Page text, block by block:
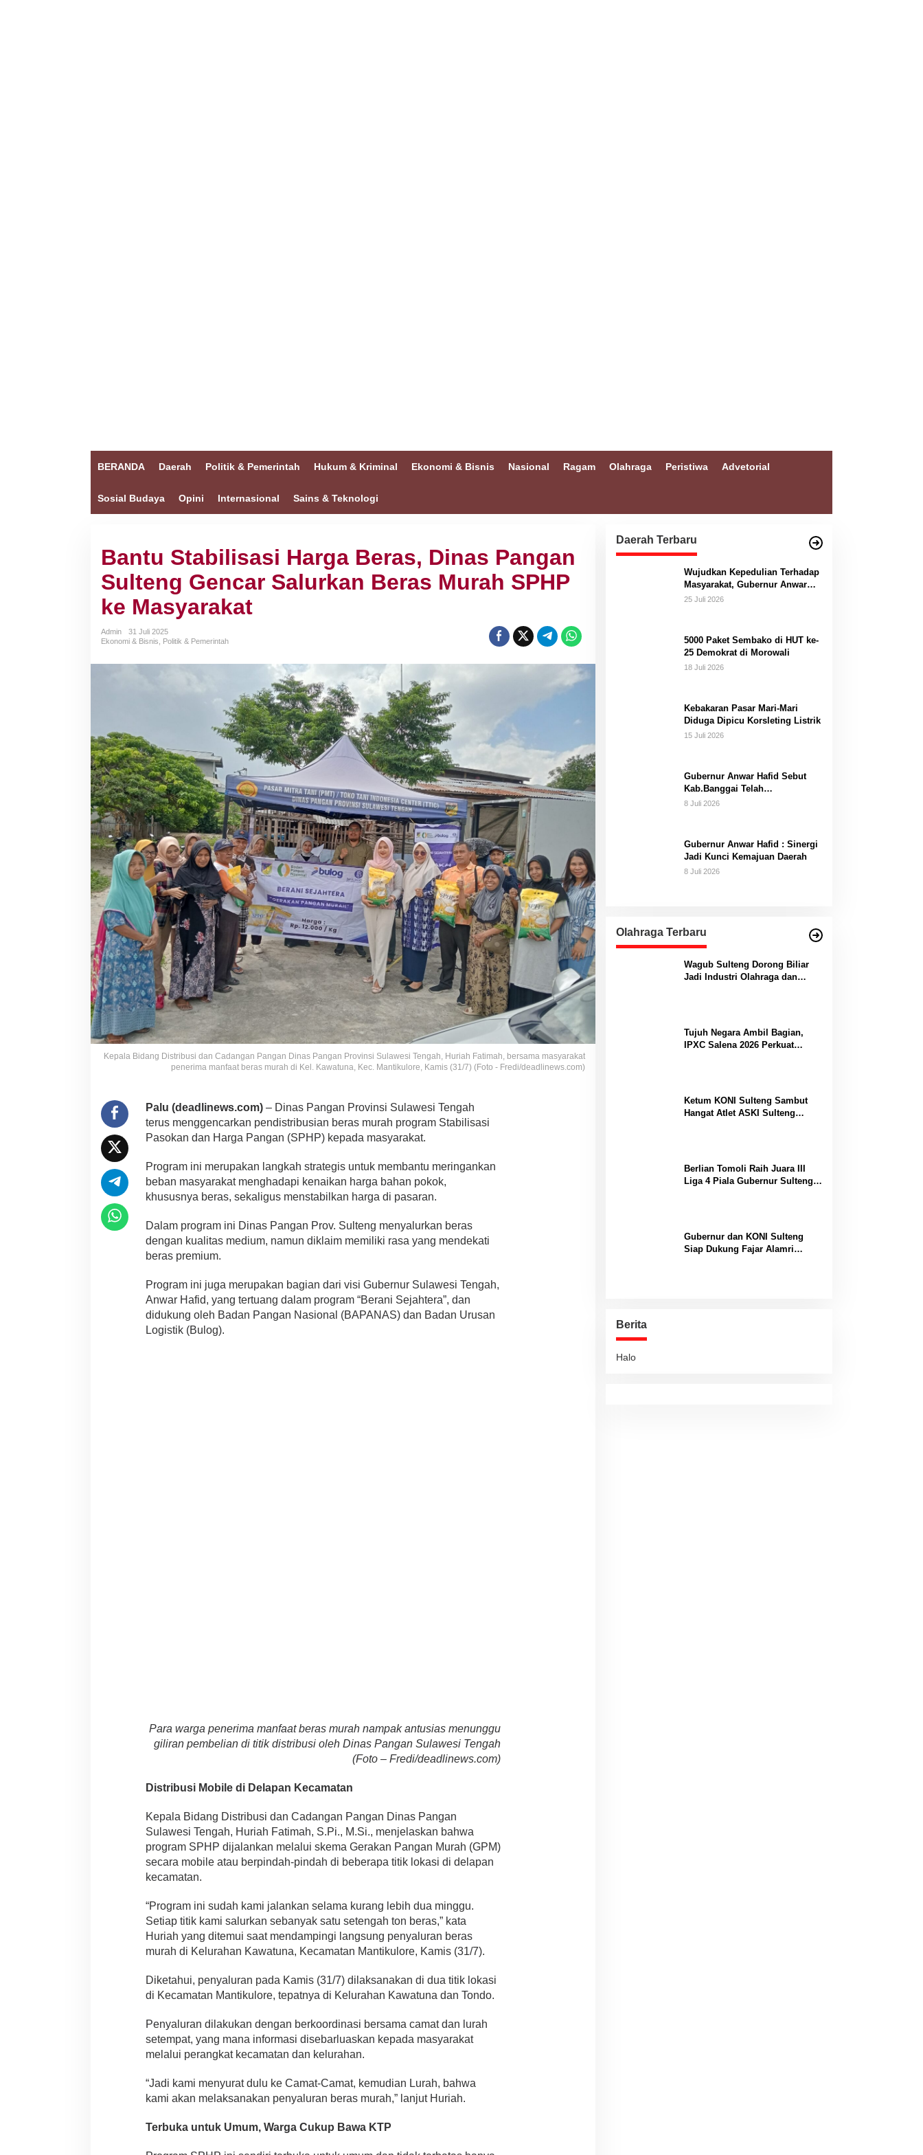
BERANDA Daerah Politik & Pemerintah Hukum & Kriminal Ekonomi & Bisnis Nasional Ragam Olahraga Peristiwa Advetorial
Sosial Budaya Opini Internasional Sains & Teknologi
Bantu Stabilisasi Harga Beras, Dinas Pangan
Sulteng Gencar Salurkan Beras Murah SPHP
ke Masyarakat
Admin
31 Juli 2025
Ekonomi & Bisnis
Politik & Pemerintah
Kepala Bidang Distribusi dan Cadangan Pangan Dinas Pangan Provinsi Sulawesi Tengah, Huriah Fatimah, bersama masyarakat
penerima manfaat beras murah di Kel. Kawatuna, Kec. Mantikulore, Kamis (31/7) (Foto - Fredi/deadlinews.com)
Palu (deadlinews.com)– Dinas Pangan Provinsi Sulawesi Tengah
terus menggencarkan pendistribusian beras murah program Stabilisasi
Pasokan dan Harga Pangan (SPHP) kepada masyarakat.
Program ini merupakan langkah strategis untuk membantu meringankan
beban masyarakat menghadapi kenaikan harga bahan pokok,
khususnya beras, sekaligus menstabilkan harga di pasaran.
Dalam program ini Dinas Pangan Prov. Sulteng menyalurkan beras
dengan kualitas medium, namun diklaim memiliki rasa yang mendekati
beras premium.
Program ini juga merupakan bagian dari visi Gubernur Sulawesi Tengah,
Anwar Hafid, yang tertuang dalam program “Berani Sejahtera”, dan
didukung oleh Badan Pangan Nasional (BAPANAS) dan Badan Urusan
Logistik (Bulog).
Para warga penerima manfaat beras murah nampak antusias menunggu
giliran pembelian di titik distribusi oleh Dinas Pangan Sulawesi Tengah
(Foto – Fredi/deadlinews.com)
Distribusi Mobile di Delapan Kecamatan
Kepala Bidang Distribusi dan Cadangan Pangan Dinas Pangan
Sulawesi Tengah, Huriah Fatimah, S.Pi., M.Si., menjelaskan bahwa
program SPHP dijalankan melalui skema Gerakan Pangan Murah (GPM)
secara mobile atau berpindah-pindah di beberapa titik lokasi di delapan
kecamatan.
“Program ini sudah kami jalankan selama kurang lebih dua minggu.
Setiap titik kami salurkan sebanyak satu setengah ton beras,” kata
Huriah yang ditemui saat mendampingi langsung penyaluran beras
murah di Kelurahan Kawatuna, Kecamatan Mantikulore, Kamis (31/7).
Diketahui, penyaluran pada Kamis (31/7) dilaksanakan di dua titik lokasi
di Kecamatan Mantikulore, tepatnya di Kelurahan Kawatuna dan Tondo.
Penyaluran dilakukan dengan berkoordinasi bersama camat dan lurah
setempat, yang mana informasi disebarluaskan kepada masyarakat
melalui perangkat kecamatan dan kelurahan.
“Jadi kami menyurat dulu ke Camat-Camat, kemudian Lurah, bahwa
kami akan melaksanakan penyaluran beras murah,” lanjut Huriah.
Terbuka untuk Umum, Warga Cukup Bawa KTP
Daerah Terbaru
Wujudkan Kepedulian Terhadap
Masyarakat, Gubernur Anwar
Hafid Bangun Jembatan
25 Juli 2026
5000 Paket Sembako di HUT ke-
25 Demokrat di Morowali
18 Juli 2026
Kebakaran Pasar Mari-Mari
Diduga Dipicu Korsleting Listrik
15 Juli 2026
Gubernur Anwar Hafid Sebut
Kab.Banggai Telah
“Melahirkan” Generasi…
8 Juli 2026
Gubernur Anwar Hafid : Sinergi
Jadi Kunci Kemajuan Daerah
8 Juli 2026
Olahraga Terbaru
Wagub Sulteng Dorong Biliar
Jadi Industri Olahraga dan
Tujuh Negara Ambil Bagian,
IPXC Salena 2026 Perkuat
Ketum KONI Sulteng Sambut
Hangat Atlet ASKI Sulteng
Berlian Tomoli Raih Juara III
Liga 4 Piala Gubernur Sulteng
Gubernur dan KONI Sulteng
Siap Dukung Fajar Alamri
Berita
Halo